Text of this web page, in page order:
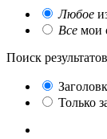
Любое
Все мои
Поиск
Только